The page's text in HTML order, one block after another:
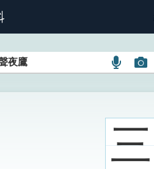
語
搜
圖
圖
搜
圖
三